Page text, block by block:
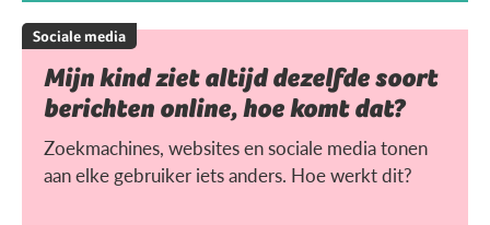
Sociale media
Mijn kind ziet altijd dezelfde soort
berichten online, hoe komt dat?
Zoekmachines, websites en sociale media tonen
aan elke gebruiker iets anders. Hoe werkt dit?